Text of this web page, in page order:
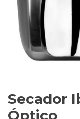
Secador
Óptico